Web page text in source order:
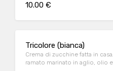
10.00 €
Tricolore (bianca)
Crema di zucchine fatta in
ramato marinato in aglio, olio